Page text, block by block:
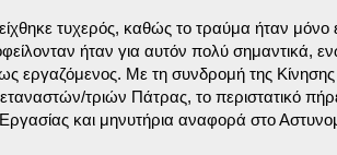
τυχερός, καθώς το τραύμα ήταν μόνο
ήταν για αυτόν πολύ σημαντικά,
εργαζόμενος. Με τη συνδρομή της
τριών Πάτρας, το περιστατικό
και μηνυτήρια αναφορά στο